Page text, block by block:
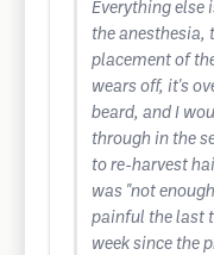
Everything else
the anesthesia,
placement of
wears off, it's
beard, and I
through in the
to re-harvest
was "not
painful the last
week since the